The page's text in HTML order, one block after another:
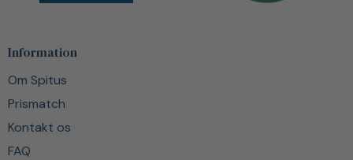
Information
Om Spitus
Prismatch
Kontakt os
FAQ